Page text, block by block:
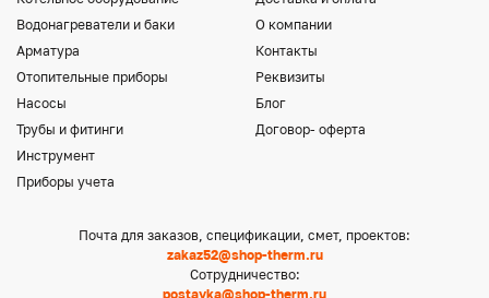
Водонагреватели и баки
Арматура
Отопительные приборы
Насосы
Трубы и фитинги
Инструмент
Приборы учета
О компании
Контакты
Реквизиты
Блог
Договор- оферта
Почта для заказов, спецификации, смет, проектов:
zakaz52@shop-therm.ru
Сотрудничество:
postavka@shop-therm.ru